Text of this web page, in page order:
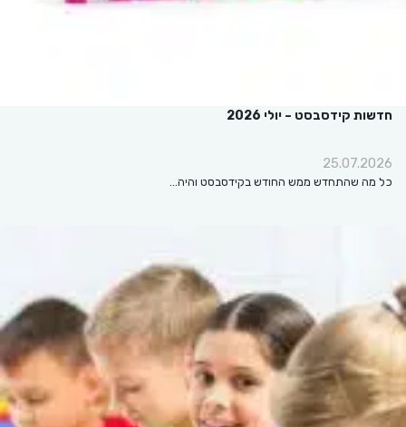
חדשות קידסבסט – יולי 2026
25.07.2026
כל מה שהתחדש ממש החודש בקידסבסט והיה…